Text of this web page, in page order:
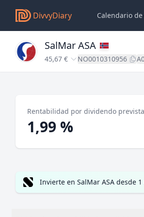
DivvyDiary Calendario
SalMar ASA
45,67 € NO0010310956
Rentabilidad por dividendo prevista
1,99 %
Invierte en SalMar ASA desde